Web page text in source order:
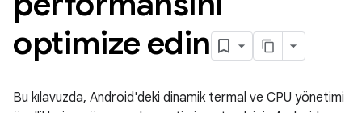
optimize edin
Bu kılavuzda, Android'deki dinamik termal ve CPU yönetimi